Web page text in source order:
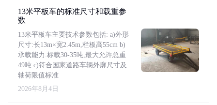
13米平板车的标准尺寸和载重参
数
13米平板车主要技术参数包括: a)外形
尺寸:长13m×宽2.45m,栏板高55cm b)
承载能力:标载30-35吨,最大允许总重
49吨 c)符合国家道路车辆外廓尺寸及
轴荷限值标准
2026年8月4日